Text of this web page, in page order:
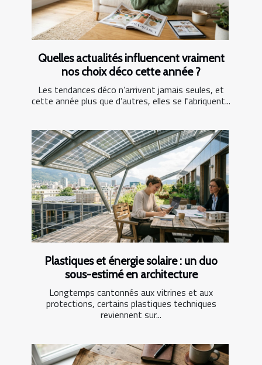
Quelles actualités influencent vraiment
nos choix déco cette année ?
Les tendances déco n’arrivent jamais seules, et
cette année plus que d’autres, elles se fabriquent...
Plastiques et énergie solaire : un duo
sous-estimé en architecture
Longtemps cantonnés aux vitrines et aux
protections, certains plastiques techniques
reviennent sur...